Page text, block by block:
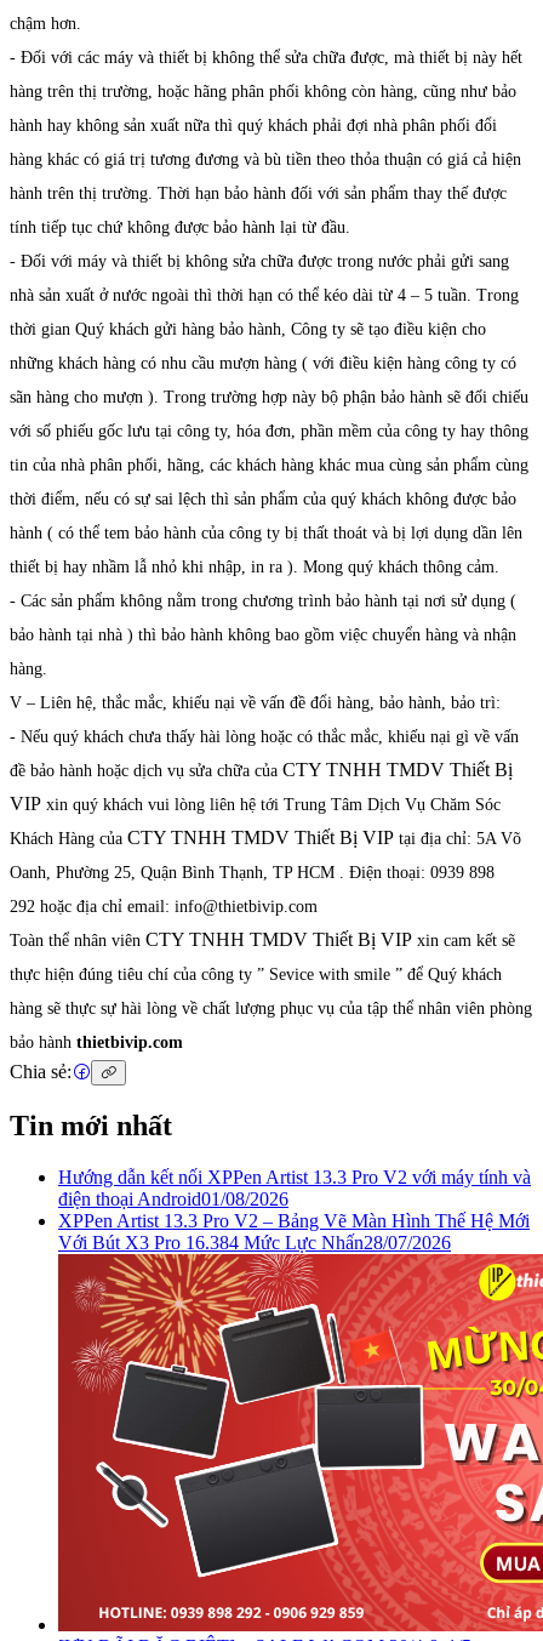
chậm hơn.
- Đối với các máy và thiết bị không thể sửa chữa được, mà thiết bị này hết
hàng trên thị trường, hoặc hãng phân phối không còn hàng, cũng như bảo
hành hay không sản xuất nữa thì quý khách phải đợi nhà phân phối đổi
hàng khác có giá trị tương đương và bù tiền theo thỏa thuận có giá cả hiện
hành trên thị trường. Thời hạn bảo hành đối với sản phẩm thay thế được
tính tiếp tục chứ không được bảo hành lại từ đầu.
- Đối với máy và thiết bị không sửa chữa được trong nước phải gửi sang
nhà sản xuất ở nước ngoài thì thời hạn có thể kéo dài từ 4 – 5 tuần. Trong
thời gian Quý khách gửi hàng bảo hành, Công ty sẽ tạo điều kiện cho
những khách hàng có nhu cầu mượn hàng ( với điều kiện hàng công ty có
sãn hàng cho mượn ). Trong trường hợp này bộ phận bảo hành sẽ đối chiếu
với số phiếu gốc lưu tại công ty, hóa đơn, phần mềm của công ty hay thông
tin của nhà phân phối, hãng, các khách hàng khác mua cùng sản phẩm cùng
thời điểm, nếu có sự sai lệch thì sản phẩm của quý khách không được bảo
hành ( có thể tem bảo hành của công ty bị thất thoát và bị lợi dụng dần lên
thiết bị hay nhầm lẫ nhỏ khi nhập, in ra ). Mong quý khách thông cảm.
- Các sản phẩm không nằm trong chương trình bảo hành tại nơi sử dụng (
bảo hành tại nhà ) thì bảo hành không bao gồm việc chuyển hàng và nhận
hàng.
V – Liên hệ, thắc mắc, khiếu nại về vấn đề đổi hàng, bảo hành, bảo trì:
- Nếu quý khách chưa thấy hài lòng hoặc có thắc mắc, khiếu nại gì về vấn
đề bảo hành hoặc dịch vụ sửa chữa của CTY TNHH TMDV Thiết Bị
VIP xin quý khách vui lòng liên hệ tới Trung Tâm Dịch Vụ Chăm Sóc
Khách Hàng của CTY TNHH TMDV Thiết Bị VIP tại địa chỉ: 5A Võ
Oanh, Phường 25, Quận Bình Thạnh, TP HCM . Điện thoại: 0939 898
292 hoặc địa chỉ email: info@thietbivip.com
Toàn thể nhân viên CTY TNHH TMDV Thiết Bị VIP xin cam kết sẽ
thực hiện đúng tiêu chí của công ty ” Sevice with smile ” để Quý khách
hàng sẽ thực sự hài lòng về chất lượng phục vụ của tập thể nhân viên phòng
bảo hành thietbivip.com
Chia sẻ:
Tin mới nhất
Hướng dẫn kết nối XPPen Artist 13.3 Pro V2 với máy tính và
điện thoại Android01/08/2026
XPPen Artist 13.3 Pro V2 – Bảng Vẽ Màn Hình Thế Hệ Mới
Với Bút X3 Pro 16.384 Mức Lực Nhấn28/07/2026